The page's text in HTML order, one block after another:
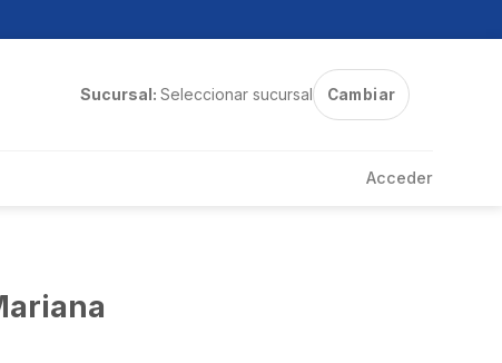
Sucursal: Seleccionar sucursal Cambiar
Acceder